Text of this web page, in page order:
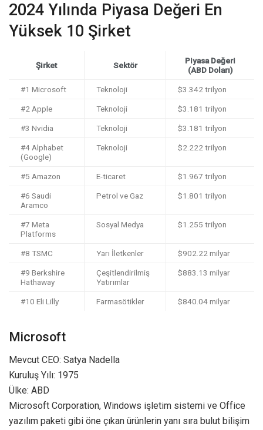
2024 Yılında Piyasa Değeri En
Yüksek 10 Şirket
Şirket Sektör
Piyasa Değeri
(ABD Doları)
#1 Microsoft Teknoloji $3.342 trilyon
#2 Apple Teknoloji $3.181 trilyon
#3 Nvidia Teknoloji $3.181 trilyon
#4 Alphabet
(Google)
Teknoloji $2.222 trilyon
#5 Amazon E-ticaret $1.967 trilyon
#6 Saudi
Aramco
Petrol ve Gaz $1.801 trilyon
#7 Meta
Platforms
Sosyal Medya $1.255 trilyon
#8 TSMC Yarı İletkenler $902.22 milyar
#9 Berkshire
Hathaway
Çeşitlendirilmiş
Yatırımlar
$883.13 milyar
#10 Eli Lilly Farmasötikler $840.04 milyar
Microsoft
Mevcut CEO: Satya Nadella
Kuruluş Yılı: 1975
Ülke: ABD
Microsoft Corporation, Windows işletim sistemi ve Office
yazılım paketi gibi öne çıkan ürünlerin yanı sıra bulut bilişim